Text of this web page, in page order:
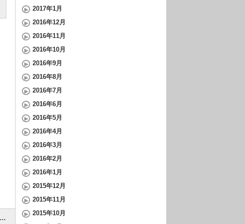
2017年1月
2016年12月
2016年11月
2016年10月
2016年9月
2016年8月
2016年7月
2016年6月
2016年5月
2016年4月
2016年3月
2016年2月
2016年1月
2015年12月
2015年11月
2015年10月